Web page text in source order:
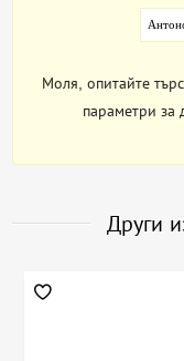
Моля, опитайте
параметри за
Други